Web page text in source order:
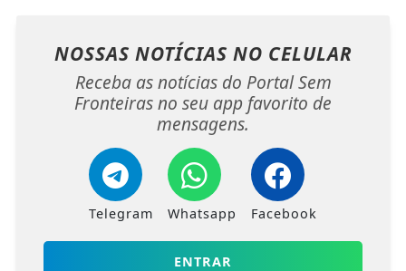
NOSSAS NOTÍCIAS NO CELULAR
Receba as notícias do Portal Sem
Fronteiras no seu app favorito de
mensagens.
Telegram Whatsapp Facebook
ENTRAR